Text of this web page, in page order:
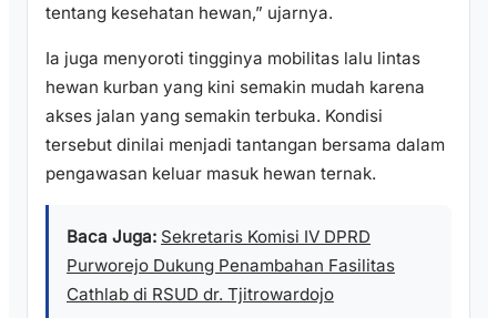
tentang kesehatan hewan,” ujarnya.
Ia juga menyoroti tingginya mobilitas lalu lintas
hewan kurban yang kini semakin mudah karena
akses jalan yang semakin terbuka. Kondisi
tersebut dinilai menjadi tantangan bersama dalam
pengawasan keluar masuk hewan ternak.
Baca Juga: Sekretaris Komisi IV DPRD
Purworejo Dukung Penambahan Fasilitas
Cathlab di RSUD dr. Tjitrowardojo